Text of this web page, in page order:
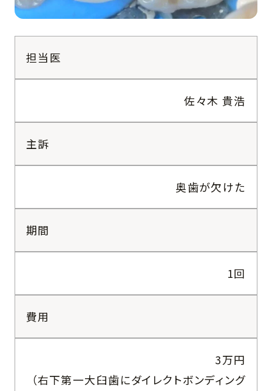
担当医
佐々木 貴浩
主訴
奥歯が欠けた
期間
1回
費用
3万円
（右下第一大臼歯にダイレクトボンディング